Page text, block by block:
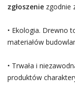
zgłoszeniezgodnie
• Ekologia. Drewno
materiałów
• Trwała i
produktów